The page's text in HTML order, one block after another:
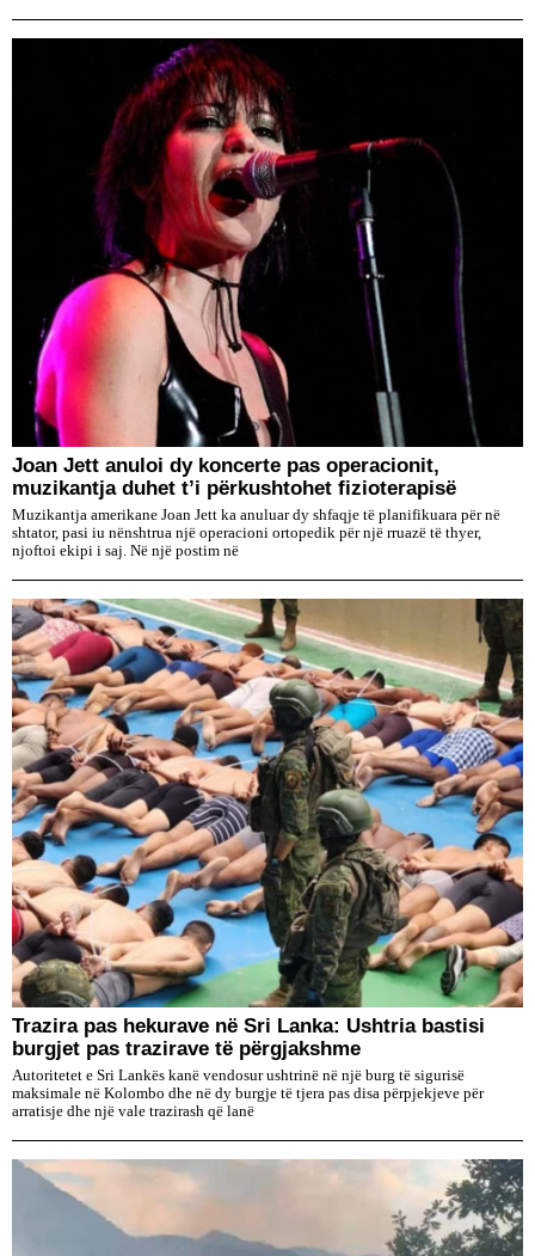
Joan Jett anuloi dy koncerte pas operacionit,
muzikantja duhet t’i përkushtohet fizioterapisë
Muzikantja amerikane Joan Jett ka anuluar dy shfaqje të planifikuara për në
shtator, pasi iu nënshtrua një operacioni ortopedik për një rruazë të thyer,
njoftoi ekipi i saj. Në një postim në
Trazira pas hekurave në Sri Lanka: Ushtria bastisi
burgjet pas trazirave të përgjakshme
Autoritetet e Sri Lankës kanë vendosur ushtrinë në një burg të sigurisë
maksimale në Kolombo dhe në dy burgje të tjera pas disa përpjekjeve për
arratisje dhe një vale trazirash që lanë